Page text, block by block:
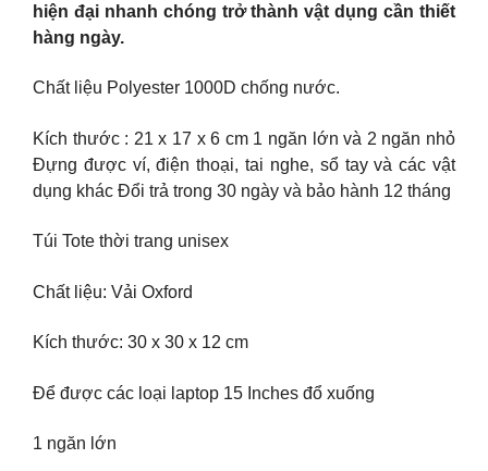
hiện đại nhanh chóng trở thành vật dụng cần thiết
hàng ngày.
Chất liệu Polyester 1000D chống nước.
Kích thước : 21 x 17 x 6 cm 1 ngăn lớn và 2 ngăn nhỏ
Đựng được ví, điện thoại, tai nghe, sổ tay và các vật
dụng khác Đổi trả trong 30 ngày và bảo hành 12 tháng
Túi Tote thời trang unisex
Chất liệu: Vải Oxford
Kích thước: 30 x 30 x 12 cm
Để được các loại laptop 15 Inches đổ xuống
1 ngăn lớn